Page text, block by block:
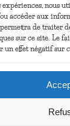
nous
accéder aux
de traiter
sur ce site. Le
un effet négatif sur
marque ?
de votre